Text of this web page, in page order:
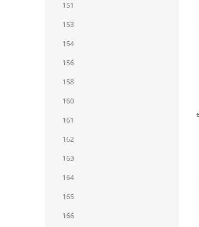
151
153
154
156
158
160
161
162
163
164
165
166